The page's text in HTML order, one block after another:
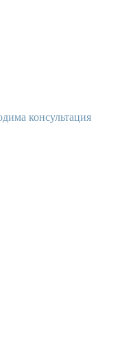
консультация